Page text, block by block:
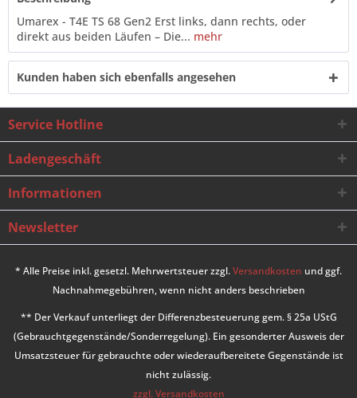
Umarex - T4E TS 68 Gen2 Erst links, dann rechts, oder
direkt aus beiden Läufen – Die... mehr
Kunden haben sich ebenfalls angesehen
Service Hotline
Ladengeschäft
Informationen
Newsletter
* Alle Preise inkl. gesetzl. Mehrwertsteuer zzgl.Versandkosten und ggf.
Nachnahmegebühren, wenn nicht anders beschrieben
** Der Verkauf unterliegt der Differenzbesteuerung gem. § 25a UStG
(Gebrauchtgegenstände/Sonderregelung). Ein gesonderter Ausweis der
Umsatzsteuer für gebrauchte oder wiederaufbereitete Gegenstände ist
nicht zulässig.
zzgl. Versandkosten